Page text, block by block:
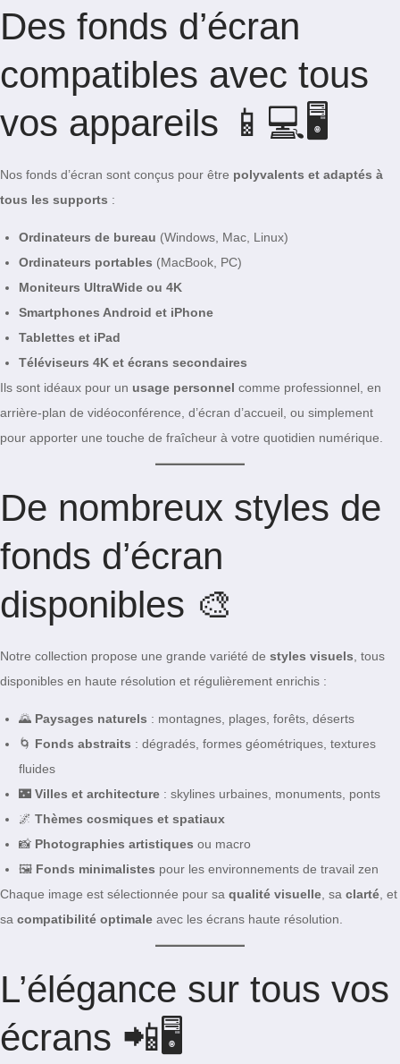
Des fonds d’écran
compatibles avec tous
vos appareils 📱💻🖥️
Nos fonds d’écran sont conçus pour être polyvalents et adaptés à
tous les supports :
Ordinateurs de bureau (Windows, Mac, Linux)
Ordinateurs portables (MacBook, PC)
Moniteurs UltraWide ou 4K
Smartphones Android et iPhone
Tablettes et iPad
Téléviseurs 4K et écrans secondaires
Ils sont idéaux pour un usage personnel comme professionnel, en
arrière-plan de vidéoconférence, d’écran d’accueil, ou simplement
pour apporter une touche de fraîcheur à votre quotidien numérique.
De nombreux styles de
fonds d’écran
disponibles 🎨
Notre collection propose une grande variété de styles visuels, tous
disponibles en haute résolution et régulièrement enrichis :
🌄 Paysages naturels : montagnes, plages, forêts, déserts
🌀 Fonds abstraits : dégradés, formes géométriques, textures
fluides
🌃 Villes et architecture : skylines urbaines, monuments, ponts
🌌 Thèmes cosmiques et spatiaux
📸 Photographies artistiques ou macro
🖼️ Fonds minimalistes pour les environnements de travail zen
Chaque image est sélectionnée pour sa qualité visuelle, sa clarté, et
sa compatibilité optimale avec les écrans haute résolution.
L’élégance sur tous vos
écrans 📲🖥️